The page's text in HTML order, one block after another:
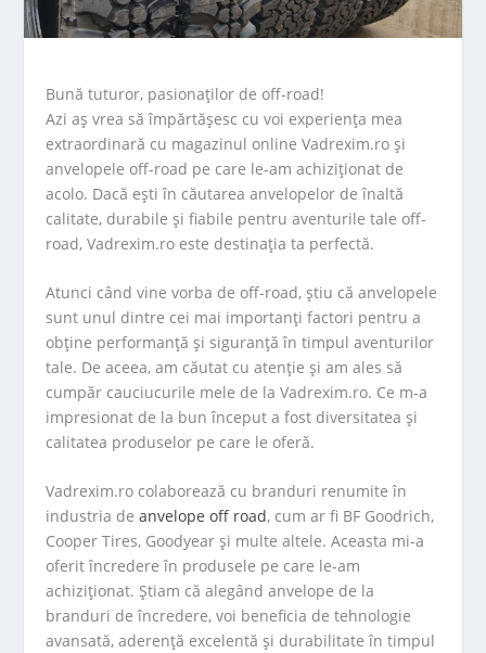
Bună tuturor, pasionaților de off-road!
Azi aș vrea să împărtășesc cu voi experiența mea
extraordinară cu magazinul online Vadrexim.ro și
anvelopele off-road pe care le-am achiziționat de
acolo. Dacă ești în căutarea anvelopelor de înaltă
calitate, durabile și fiabile pentru aventurile tale off-
road, Vadrexim.ro este destinația ta perfectă.
Atunci când vine vorba de off-road, știu că anvelopele
sunt unul dintre cei mai importanți factori pentru a
obține performanță și siguranță în timpul aventurilor
tale. De aceea, am căutat cu atenție și am ales să
cumpăr cauciucurile mele de la Vadrexim.ro. Ce m-a
impresionat de la bun început a fost diversitatea și
calitatea produselor pe care le oferă.
Vadrexim.ro colaborează cu branduri renumite în
industria deanvelope off road, cum ar fi BF Goodrich,
Cooper Tires, Goodyear și multe altele. Aceasta mi-a
oferit încredere în produsele pe care le-am
achiziționat. Știam că alegând anvelope de la
branduri de încredere, voi beneficia de tehnologie
avansată, aderență excelentă și durabilitate în timpul